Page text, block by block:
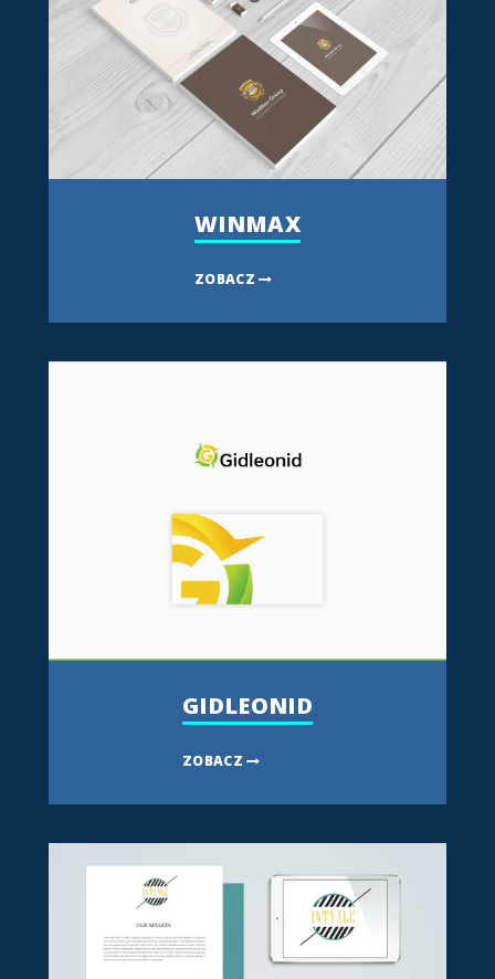
WINMAX
ZOBACZ
GIDLEONID
ZOBACZ